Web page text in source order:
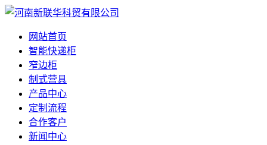
网站首页
智能快递柜
窄边柜
制式营具
产品中心
定制流程
合作客户
新闻中心